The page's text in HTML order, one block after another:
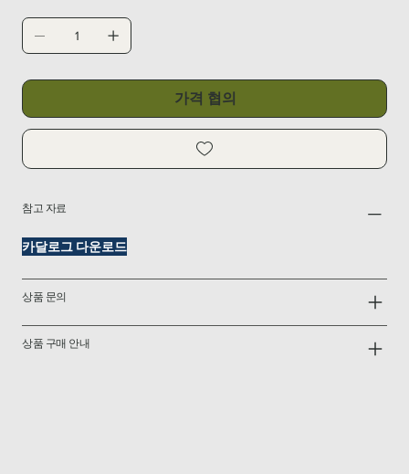
가격 협의
참고 자료
카달로그 다운로드
상품 문의
상품 구매 안내